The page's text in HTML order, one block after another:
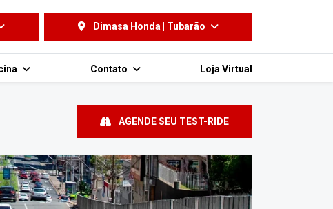
Dimasa Honda | Tubarão
Contato Loja Virtual
AGENDE SEU TEST-RIDE